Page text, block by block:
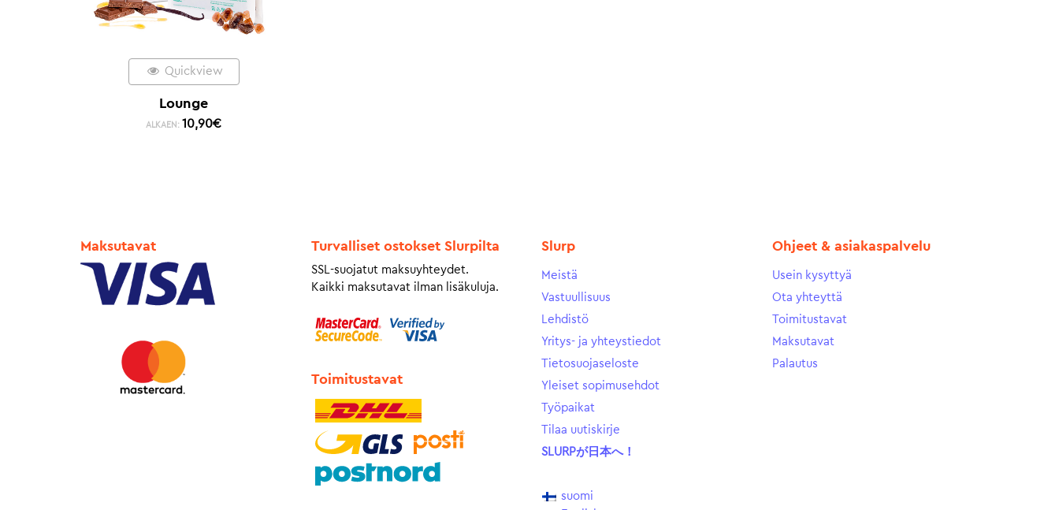
Quickview
Lounge
ALKAEN: 10,90€
Maksutavat Turvalliset ostokset Slurpilta
SSL-suojatut maksuyhteydet.
Kaikki maksutavat ilman lisäkuluja.
Toimitustavat
Slurp
Meistä
Vastuullisuus
Lehdistö
Yritys- ja yhteystiedot
Tietosuojaseloste
Yleiset sopimusehdot
Työpaikat
Tilaa uutiskirje
SLURPが日本へ！
suomi
Ohjeet & asiakaspalvelu
Usein kysyttyä
Ota yhteyttä
Toimitustavat
Maksutavat
Palautus